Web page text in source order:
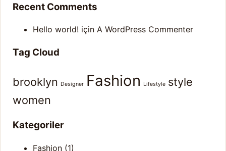
Recent Comments
Hello world! için A WordPress Commenter
Tag Cloud
brooklyn Designer Fashion Lifestyle style
women
Kategoriler
Fashion (1)